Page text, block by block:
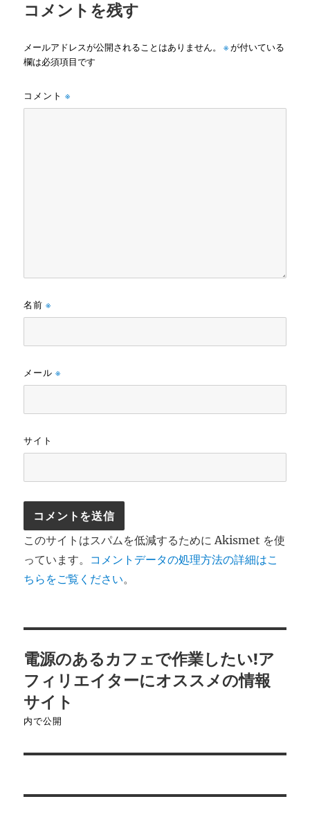
コメントを残す
メールアドレスが公開されることはありません。 ※が付いている
欄は必須項目です
コメント※
名前※
メール※
サイト
このサイトはスパムを低減するために Akismet を使
っています。 コメントデータの処理方法の詳細はこ
ちらをご覧ください。
稿
ナ
ビ
ゲ
ー
電源のあるカフェで作業したい!ア
フィリエイターにオススメの情報
サイト
内で公開